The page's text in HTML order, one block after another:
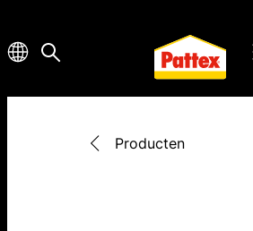
Producten